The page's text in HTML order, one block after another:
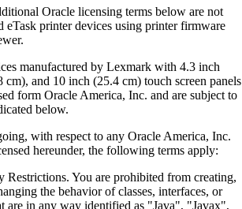
Oracle licensing terms below are not
eTask printer devices using printer firmware
manufactured by Lexmark with 4.3 inch
and 10 inch (25.4 cm) touch screen panels
form Oracle America, Inc. and are subject to
below.
with respect to any Oracle America, Inc.
hereunder, the following terms apply:
Restrictions. You are prohibited from creating,
the behavior of classes, interfaces, or
are in any way identified as "Java", "Javax",